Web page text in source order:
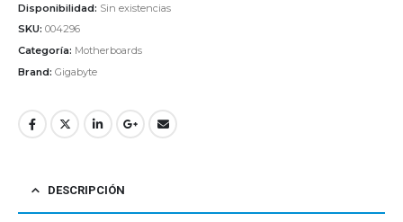
Disponibilidad: Sin existencias
SKU: 004296
Categoría: Motherboards
Brand: Gigabyte
DESCRIPCIÓN